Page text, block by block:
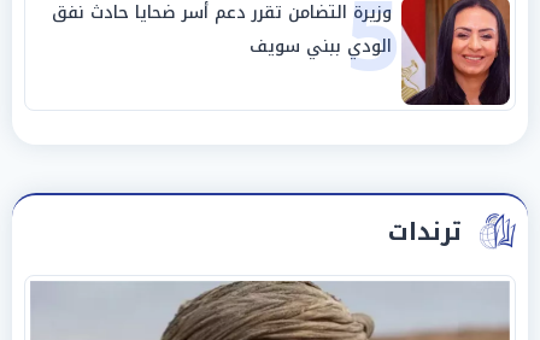
5
وزيرة التضامن تقرر دعم أسر ضحايا حادث نفق
الودي ببني سويف
ترندات